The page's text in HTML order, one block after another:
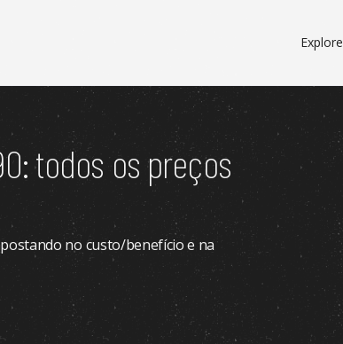
Explore
todos os preços
no custo/benefício e na